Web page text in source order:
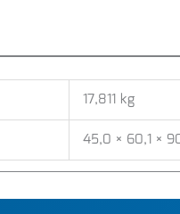
17,811 kg
45,0 × 60,1 ×